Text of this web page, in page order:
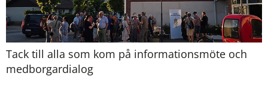
Tack till alla som kom på informationsmöte och
medborgardialog